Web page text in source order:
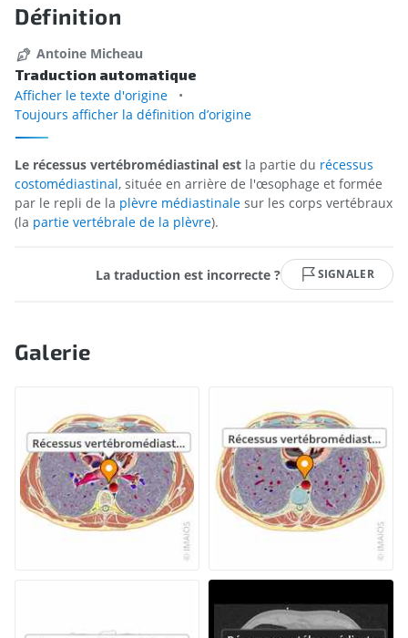
Définition
Antoine Micheau
Traduction automatique
Afficher le texte d'origine
Toujours afficher la définition d’origine
Le récessus vertébromédiastinal est la partie du récessus
costomédiastinal, située en arrière de l'œsophage et formée
par le repli de la plèvre médiastinale sur les corps vertébraux
(la partie vertébrale de la plèvre).
La traduction est incorrecte ? SIGNALER
Galerie